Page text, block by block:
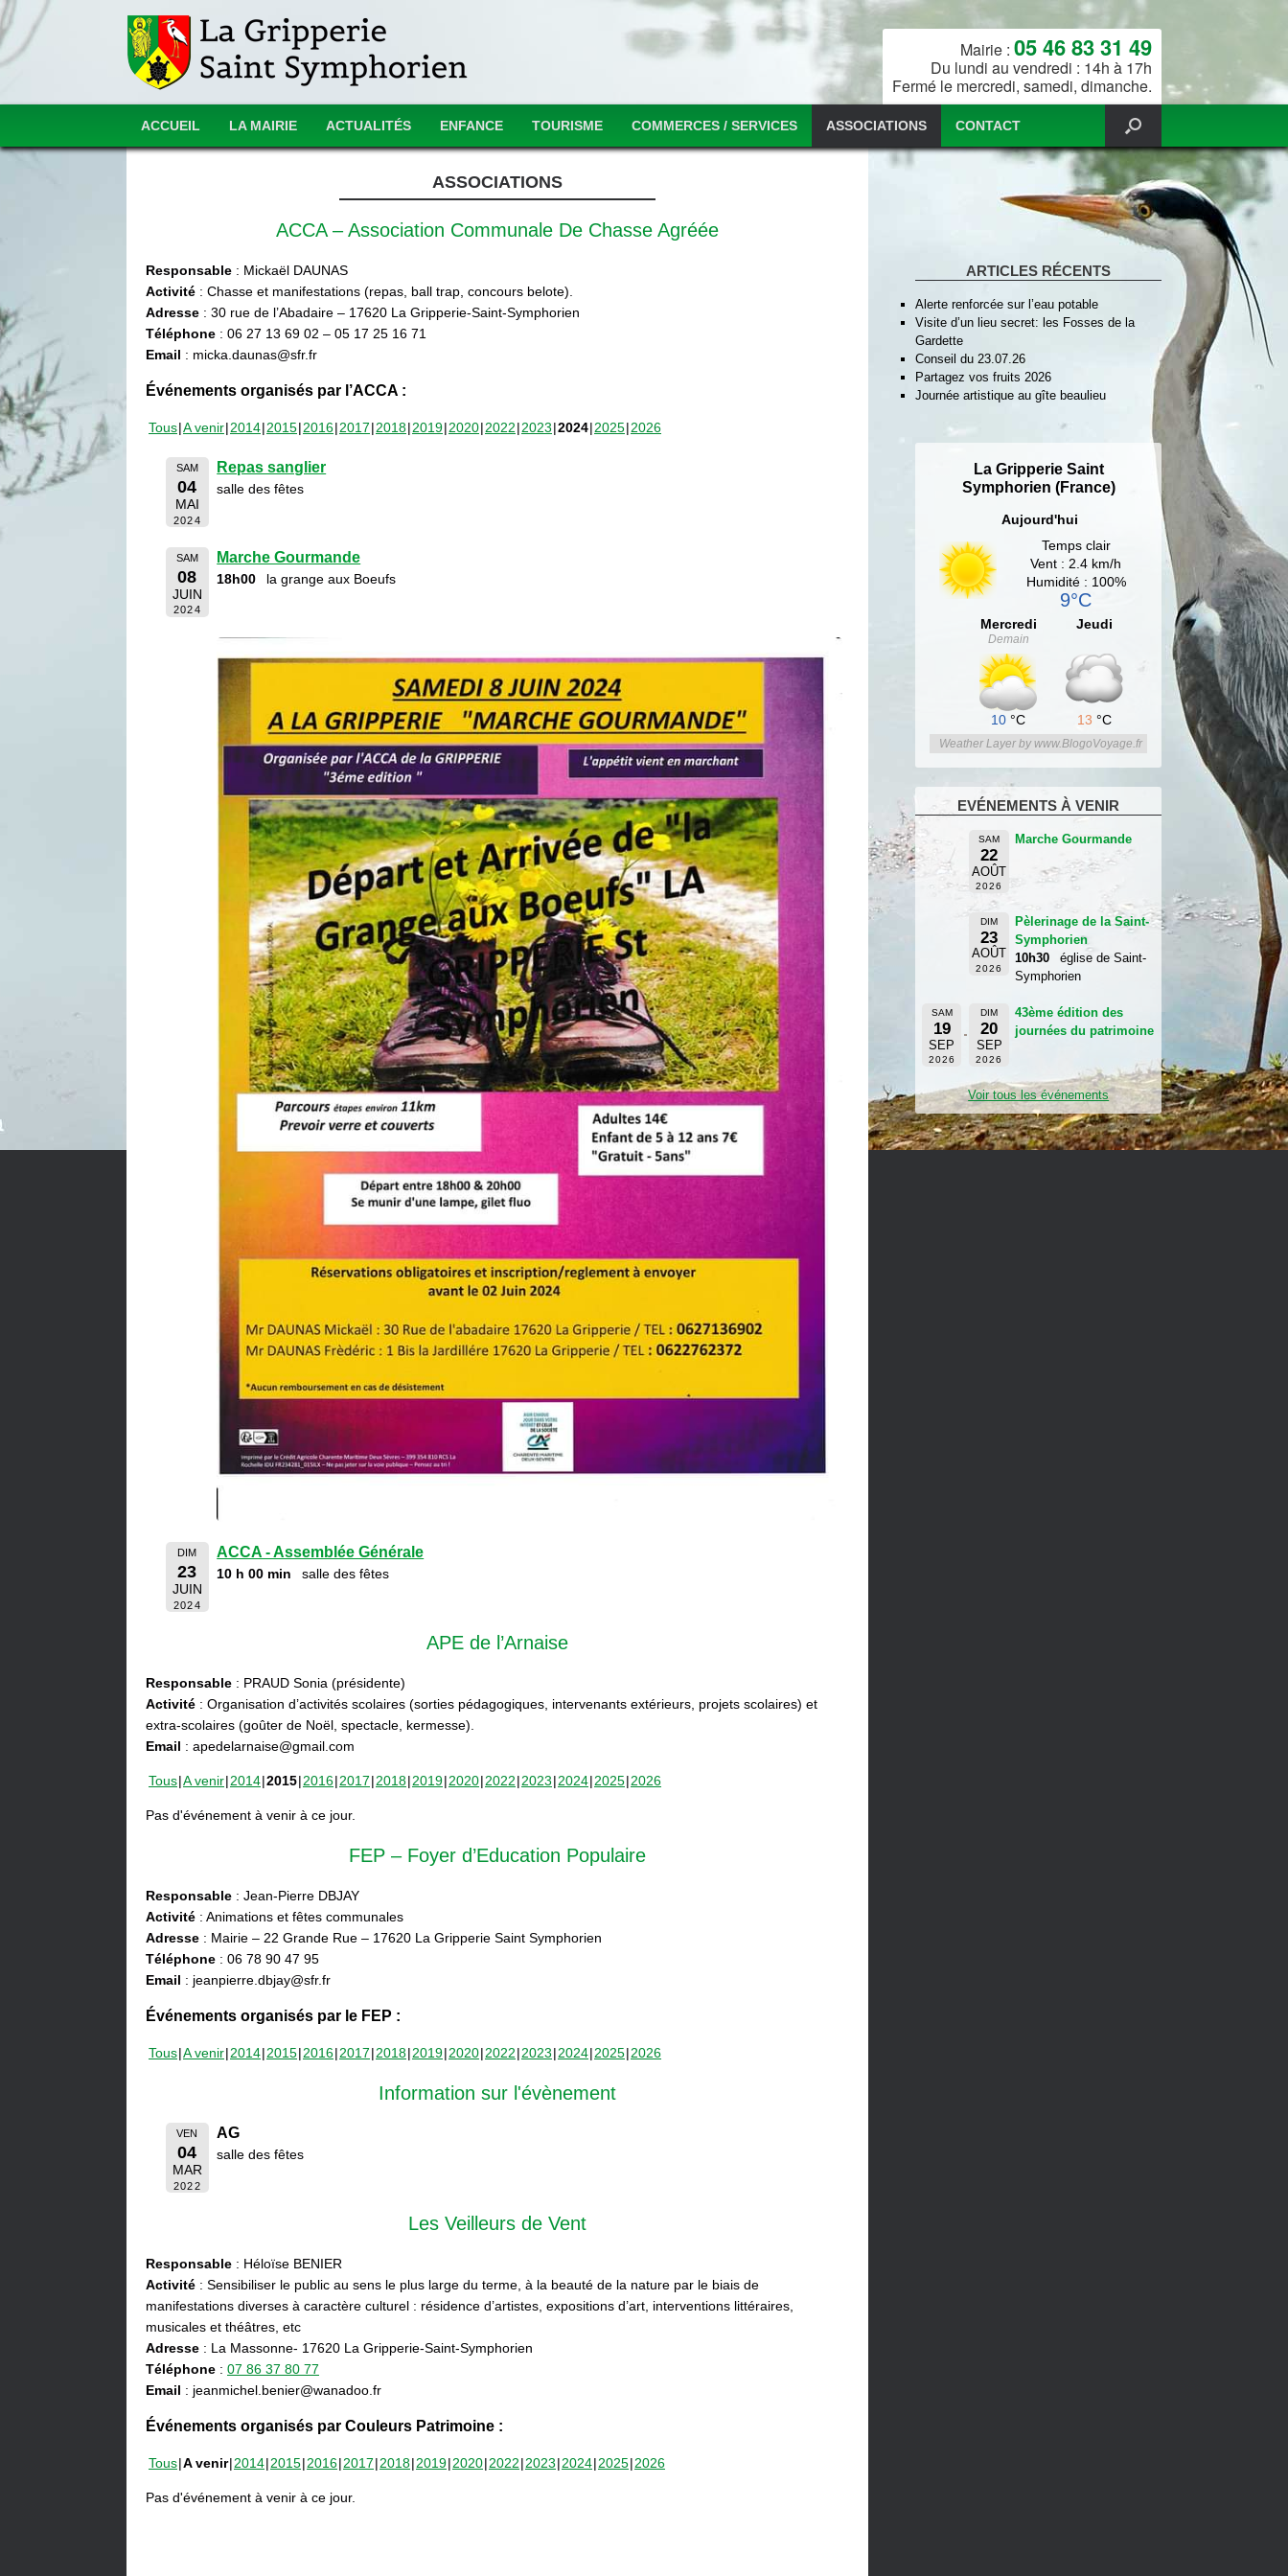
Mairie : 05 46 83 31 49
Du lundi au vendredi : 14h à 17h
Fermé le mercredi, samedi, dimanche.
ACCUEIL LA MAIRIE ACTUALITÉS ENFANCE TOURISME COMMERCES / SERVICES ASSOCIATIONS CONTACT
ASSOCIATIONS
ACCA – Association Communale De Chasse Agréée
Responsable : Mickaël DAUNAS
Activité : Chasse et manifestations (repas, ball trap, concours belote).
Adresse : 30 rue de l’Abadaire – 17620 La Gripperie-Saint-Symphorien
Téléphone : 06 27 13 69 02 – 05 17 25 16 71
Email : micka.daunas@sfr.fr
Événements organisés par l’ACCA :
Tous A venir 2014 2015 2016 2017 2018 2019 2020 2022 2023 2024 2025 2026
SAM
04
MAI
2024
Repas sanglier
salle des fêtes
SAM
08
JUIN
2024
Marche Gourmande
18h00 la grange aux Boeufs
DIM
23
JUIN
2024
ACCA - Assemblée Générale
10 h 00 min salle des fêtes
APE de l’Arnaise
Responsable : PRAUD Sonia (présidente)
Activité : Organisation d’activités scolaires (sorties pédagogiques, intervenants extérieurs, projets scolaires) et
extra-scolaires (goûter de Noël, spectacle, kermesse).
Email : apedelarnaise@gmail.com
Tous A venir 2014 2015 2016 2017 2018 2019 2020 2022 2023 2024 2025 2026
Pas d'événement à venir à ce jour.
FEP – Foyer d’Education Populaire
Responsable : Jean-Pierre DBJAY
Activité : Animations et fêtes communales
Adresse : Mairie – 22 Grande Rue – 17620 La Gripperie Saint Symphorien
Téléphone : 06 78 90 47 95
Email : jeanpierre.dbjay@sfr.fr
Événements organisés par le FEP :
Tous A venir 2014 2015 2016 2017 2018 2019 2020 2022 2023 2024 2025 2026
Information sur l'évènement
VEN
04
MAR
2022
AG
salle des fêtes
Les Veilleurs de Vent
Responsable : Héloïse BENIER
Activité : Sensibiliser le public au sens le plus large du terme, à la beauté de la nature par le biais de
manifestations diverses à caractère culturel : résidence d’artistes, expositions d’art, interventions littéraires,
musicales et théâtres, etc
Adresse : La Massonne- 17620 La Gripperie-Saint-Symphorien
Téléphone : 07 86 37 80 77
Email : jeanmichel.benier@wanadoo.fr
Événements organisés par Couleurs Patrimoine :
Tous A venir 2014 2015 2016 2017 2018 2019 2020 2022 2023 2024 2025 2026
Pas d'événement à venir à ce jour.
ARTICLES RÉCENTS
Alerte renforcée sur l’eau potable
Visite d’un lieu secret: les Fosses de la
Gardette
Conseil du 23.07.26
Partagez vos fruits 2026
Journée artistique au gîte beaulieu
La Gripperie Saint
Symphorien (France)
Aujourd'hui
Temps clair
Vent : 2.4 km/h
Humidité : 100%
9°C
Mercredi
Demain
10 °C
Jeudi
13 °C
Weather Layer by www.BlogoVoyage.fr
EVÉNEMENTS À VENIR
SAM
22
AOÛT
2026
Marche Gourmande
DIM
23
AOÛT
2026
Pèlerinage de la Saint-
Symphorien
10h30
église de Saint-
Symphorien
SAM
19
SEP
2026
DIM
20
SEP
2026
43ème édition des
journées du patrimoine
Voir tous les événements